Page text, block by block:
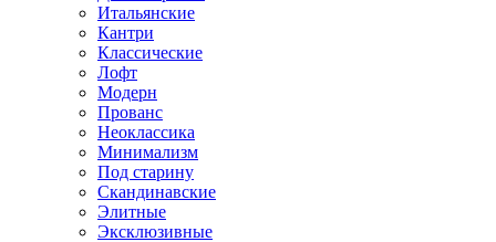
Итальянские
Кантри
Классические
Лофт
Модерн
Прованс
Неоклассика
Минимализм
Под старину
Скандинавские
Элитные
Эксклюзивные